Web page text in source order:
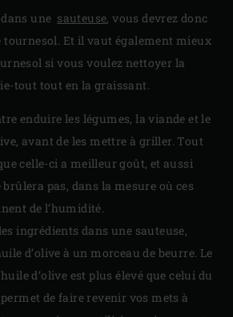
une sauteuse, vous devrez donc
tournesol. Et il vaut également mieux
si vous voulez nettoyer la
tout tout en la graissant.
enduire les légumes, la viande et le
avant de les mettre à griller. Tout
celle-ci a meilleur goût, et aussi
brûlera pas, dans la mesure où ces
de l’humidité.
ingrédients dans une sauteuse,
d’olive à un morceau de beurre. Le
d’olive est plus élevé que celui du
de faire revenir vos mets à